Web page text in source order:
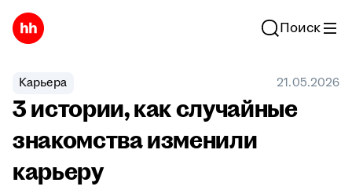
Поиск
Карьера 21.05.2026
3 истории, как случайные
знакомства изменили
карьеру